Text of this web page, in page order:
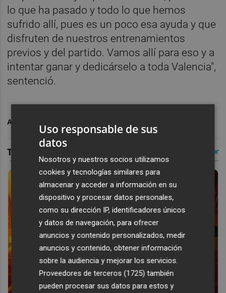
lo que ha pasado y todo lo que hemos
sufrido allí, pues es un poco esa ayuda y que
disfruten de nuestros entrenamientos
previos y del partido. Vamos allí para eso y a
intentar ganar y dedicárselo a toda Valencia",
sentenció.
ARCHIVADO EN
Uso responsable de sus
datos
Nosotros y nuestros socios utilizamos
cookies y tecnologías similares para
almacenar y acceder a información en su
dispositivo y procesar datos personales,
como su dirección IP, identificadores únicos
y datos de navegación, para ofrecer
anuncios y contenido personalizados, medir
anuncios y contenido, obtener información
sobre la audiencia y mejorar los servicios.
Proveedores de terceros (1725) también
pueden procesar sus datos para estos y